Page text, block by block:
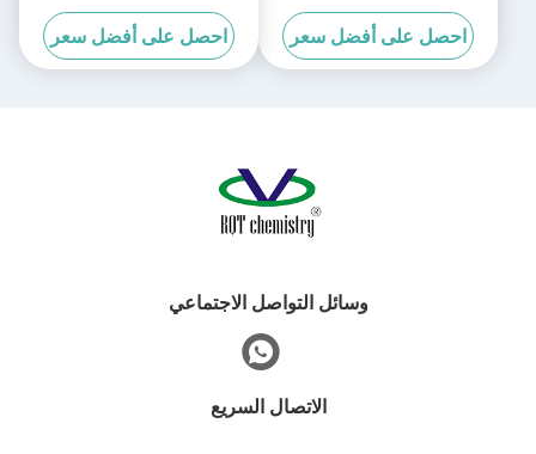
PC / الراتنجات غير المشبعة /
PVC
احصل على أفضل سعر
CAS:104810-48-2 للحبر /
الطلاء / الطلاء / حمض الأكريليك
احصل على أفضل سعر
وسائل التواصل الاجتماعي
الاتصال السريع